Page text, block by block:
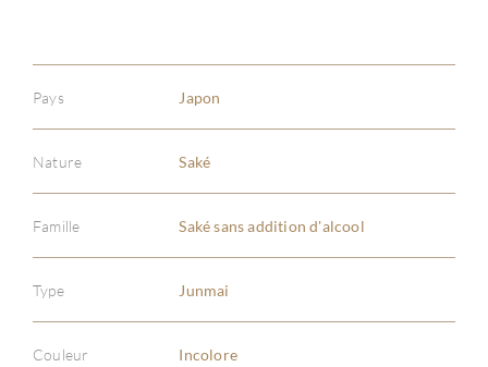
Pays Japon
Nature Saké
Famille Saké sans addition d'alcool
Type Junmai
Couleur Incolore